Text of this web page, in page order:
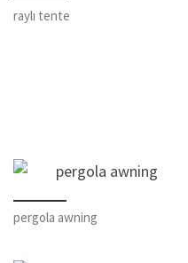
raylı tente
pergola awning